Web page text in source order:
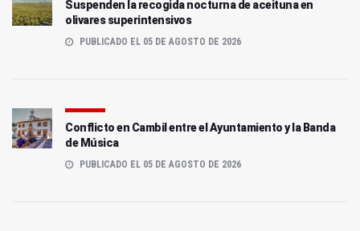
Suspenden la recogida nocturna de aceituna en
olivares superintensivos
PUBLICADO EL 05 DE AGOSTO DE 2026
Conflicto en Cambil entre el Ayuntamiento y la Banda
de Música
PUBLICADO EL 05 DE AGOSTO DE 2026